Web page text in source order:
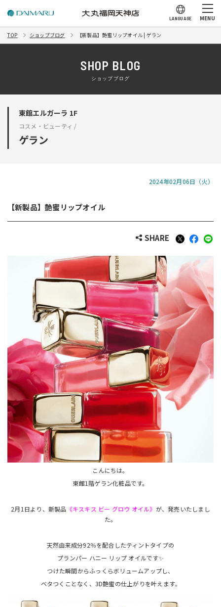
LANGUAGE MENU
TOP ショップブログ 【新製品】艶蜜リップオイル | ゲラン
SHOP BLOG
ショップブログ
東館エルガーラ 1F
コスメ・ビューティ /
ゲラン
2024年02月06日（火）
【新製品】艶蜜リップオイル
SHARE
こんにちは。
東館1階ゲラン化粧品です。
2月1日より、新製品 《キスキス ビー グロウ オイル》 が、発売いたしまし
た。
天然由来成分92％を配合したティントタイプの
プランパー ハニー リップ オイルです✨
つけた瞬間からふっくらボリュームアップし、
ベタつくことなく、3D艶蜜の仕上がりを叶えます。